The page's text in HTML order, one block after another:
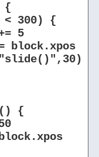
{
300) {
5
{